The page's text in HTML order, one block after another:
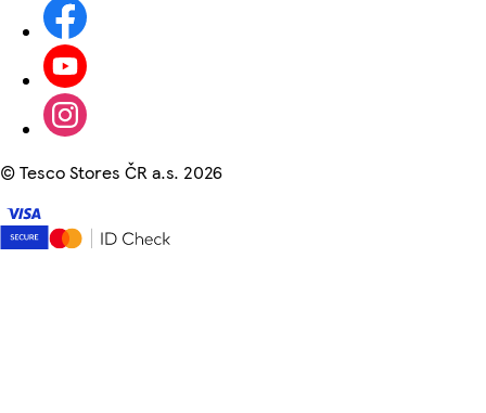
©Tesco Stores ČR a.s. 2026